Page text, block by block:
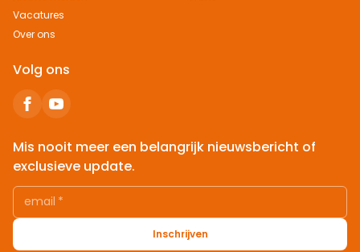
Vacatures
Over ons
Volg ons
Mis nooit meer een belangrijk nieuwsbericht of
exclusieve update.
email *
Inschrijven